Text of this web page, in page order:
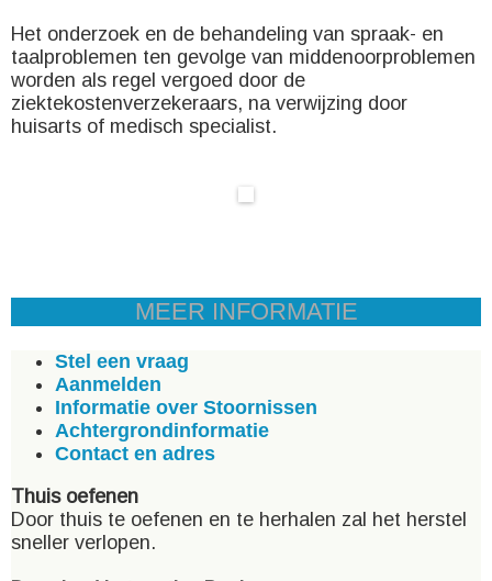
Het onderzoek en de behandeling van spraak- en
taalproblemen ten gevolge van middenoorproblemen
worden als regel vergoed door de
ziektekostenverzekeraars, na verwijzing door
huisarts of medisch specialist.
MEER INFORMATIE
Stel een vraag
Aanmelden
Informatie over Stoornissen
Achtergrondinformatie
Contact en adres
Thuis oefenen
Door thuis te oefenen en te herhalen zal het herstel
sneller verlopen.